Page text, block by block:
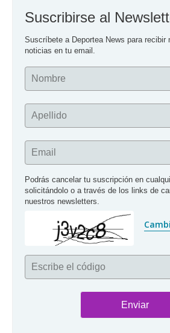
Suscribirse al
Suscríbete a Deportea News para recibir
noticias en tu email.
Nombre
Apellido
Email
Podrás cancelar tu suscripción en
solicitándolo o a través de los links de
nuestros newsletters.
Escribe el código